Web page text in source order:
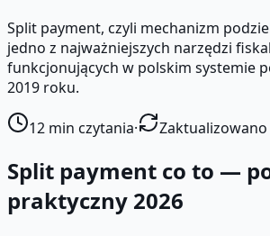
Split payment, czyli mechanizm
jedno z najważniejszych narzędzi
funkcjonujących w polskim systemie
2019 roku.
12 min czytania·
Split payment co to —
praktyczny 2026